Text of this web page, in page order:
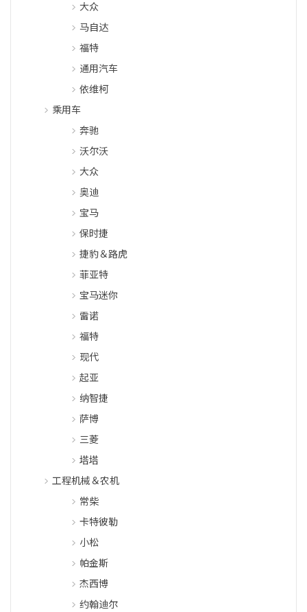
大众
马自达
福特
通用汽车
依维柯
乘用车
奔驰
沃尔沃
大众
奥迪
宝马
保时捷
捷豹＆路虎
菲亚特
宝马迷你
雷诺
福特
现代
起亚
纳智捷
萨博
三菱
塔塔
工程机械＆农机
常柴
卡特彼勒
小松
帕金斯
杰西博
约翰迪尔